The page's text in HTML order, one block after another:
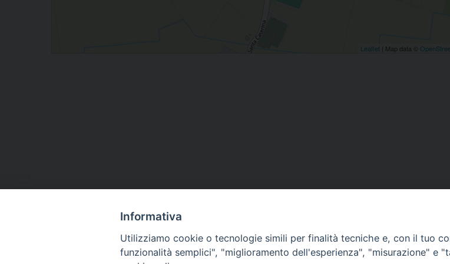
Leaflet | Map data ©
Informativa
Utilizziamo cookie o tecnologie simili per finalità tecniche e, con il tuo
funzionalità semplici", "miglioramento dell'esperienza", "misurazione" e